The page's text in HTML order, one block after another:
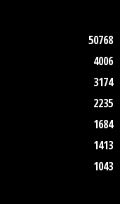
50768
4006
3174
2235
1684
1413
1043